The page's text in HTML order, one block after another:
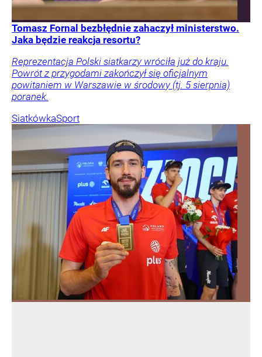
Tomasz Fornal bezbłędnie zahaczył ministerstwo.
Jaka będzie reakcja resortu?
Reprezentacja Polski siatkarzy wróciła już do kraju.
Powrót z przygodami zakończył się oficjalnym
powitaniem w Warszawie w środowy (tj. 5 sierpnia)
poranek.
SiatkówkaSport